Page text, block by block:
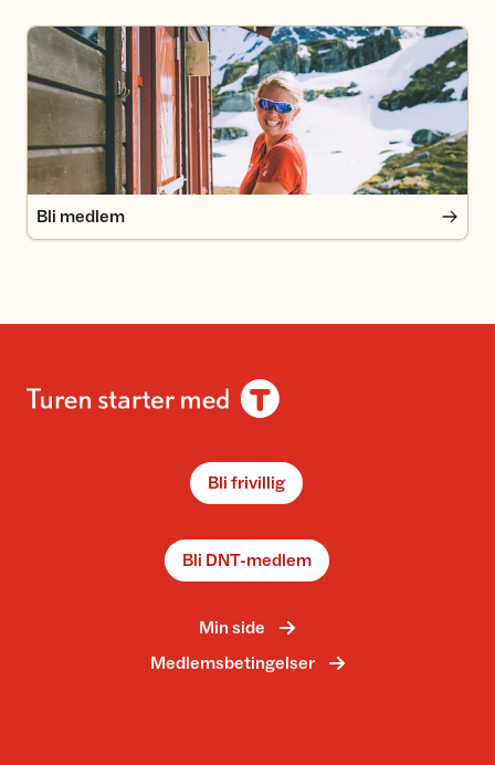
Bli medlem
Bli medlem
Bli frivillig
Bli DNT-medlem
Min side
Medlemsbetingelser